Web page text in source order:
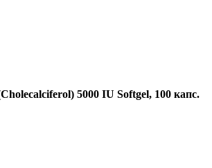
5000 IU Softgel, 100 капс.